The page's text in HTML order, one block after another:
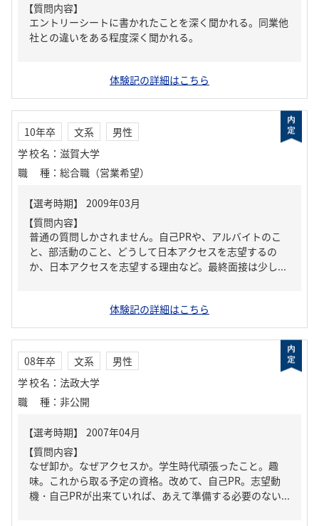
【質問内容】
エントリーシートに書かれたことを深く聞かれる。同業他
社との違いをある程度深く聞かれる。
体験記の詳細はこちら
10年卒 文系
男性
学校名 ： 滋賀大学
職種 ： 総合職（営業希望）
【質問内容】
普通の質問しかされません。自己PRや、アルバイトのこ
と、部活動のこと、どうして日本アクセスを志望するの
か、日本アクセスを志望する理由など。最終面接は少し...
体験記の詳細はこちら
08年卒 文系
男性
学校名 ： 法政大学
職種 ： 非公開
【質問内容】
なぜ卸か。なぜアクセスか。学生時代頑張ったこと。趣
味。これから取る予定の資格。改めて、自己PR。志望動
機・自己PRが出来ていれば、あえて準備する必要のない...